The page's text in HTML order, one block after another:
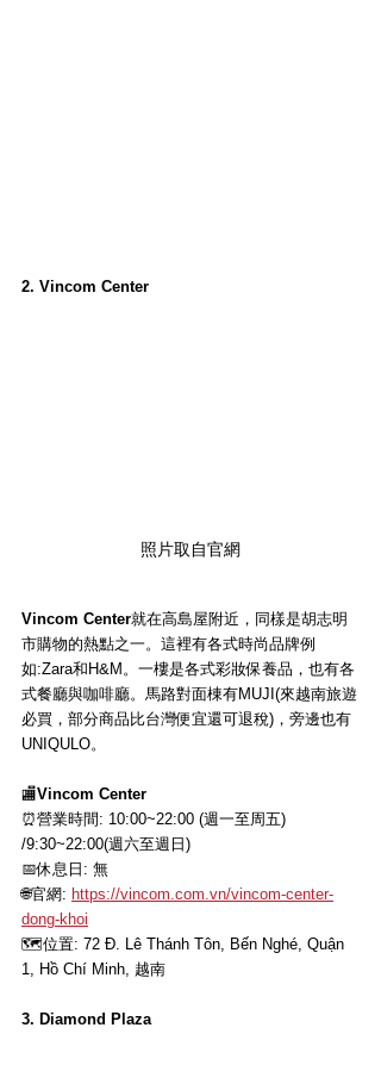
2. Vincom Center
照片取自官網
Vincom Center就在高島屋附近，同樣是胡志明
市購物的熱點之一。這裡有各式時尚品牌例
如:Zara和H&M。一樓是各式彩妝保養品，也有各
式餐廳與咖啡廳。馬路對面棟有MUJI(來越南旅遊
必買，部分商品比台灣便宜還可退稅)，旁邊也有
UNIQULO。
🏬Vincom Center
⏰營業時間: 10:00~22:00 (週一至周五)
/9:30~22:00(週六至週日)
📅休息日: 無
🌐官網: https://vincom.com.vn/vincom-center-
dong-khoi
🗺位置: 72 Đ. Lê Thánh Tôn, Bến Nghé, Quận
1, Hồ Chí Minh, 越南
3. Diamond Plaza